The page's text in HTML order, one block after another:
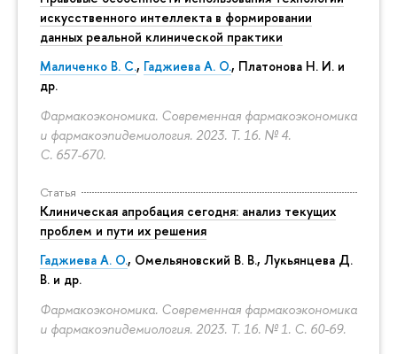
искусственного интеллекта в формировании
данных реальной клинической практики
Маличенко В. С., Гаджиева А. О., Платонова Н. И. и
др.
Фармакоэкономика. Современная фармакоэкономика
и фармакоэпидемиология. 2023. Т. 16. № 4.
С. 657-670.
Статья
Клиническая апробация сегодня: анализ текущих
проблем и пути их решения
Гаджиева А. О., Омельяновский В. В., Лукьянцева Д.
В. и др.
Фармакоэкономика. Современная фармакоэкономика
и фармакоэпидемиология. 2023. Т. 16. № 1. С. 60-69.